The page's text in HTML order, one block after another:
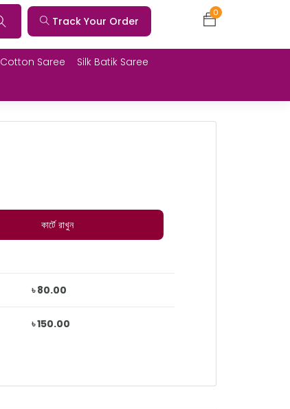
Track Your Order
0
Cotton Saree
Silk Batik Saree
কার্টে রাখুন
৳ 80.00
৳ 150.00